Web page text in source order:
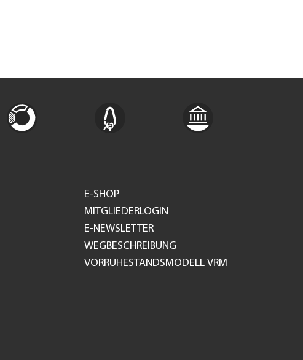
E-SHOP
MITGLIEDERLOGIN
E-NEWSLETTER
WEGBESCHREIBUNG
VORRUHESTANDSMODELL VRM